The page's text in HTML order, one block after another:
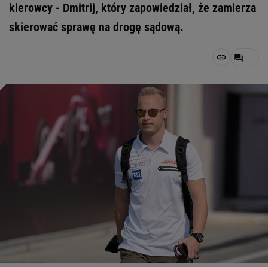
kierowcy - Dmitrij, który zapowiedział, że zamierza
skierować sprawę na drogę sądową.